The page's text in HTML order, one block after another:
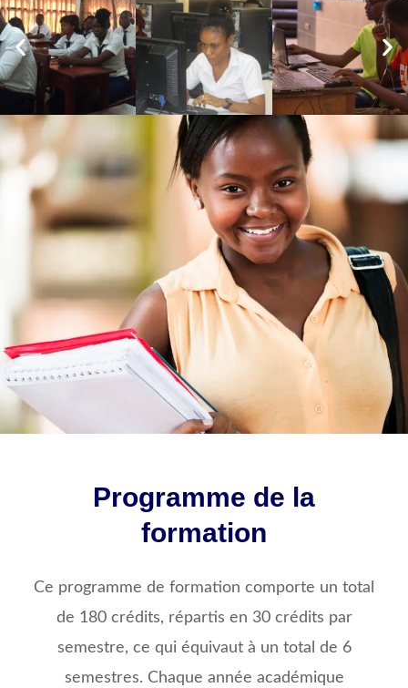
Programme de la
formation
Ce programme de formation comporte un total
de 180 crédits, répartis en 30 crédits par
semestre, ce qui équivaut à un total de 6
semestres. Chaque année académique